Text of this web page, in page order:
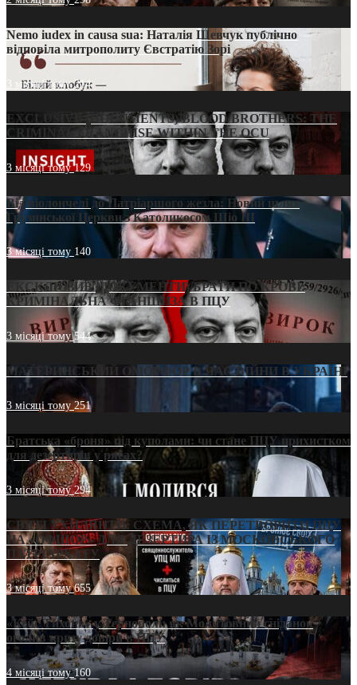
Nemo iudex in causa sua: Наталія Шевчук публічно
відповіла митрополиту Євстратію Зорі
3 місяці тому214
EXCLUSIVE (DOCUMENTS)/BLOOD BROTHERS: THE
CRIMINAL FRANCHISE WITHIN THE OCU
3 місяці тому129
Від віолончелі до Патріаршого жезла: Новий шлях
Грузинської Церкви з Католикосом Шіо III
3 місяці тому 140
ЕКСКЛЮЗИВ (ДОКУМЕНТИ)/БРАТИ ПО КРОВІ:
КРИМІНАЛЬНА ФРАНШИЗА В ПЦУ
3 місяці тому544
МАТЕРИНСЬКИЙ ОМОРФОР В ЧАС ВІЙНИ В УКРАЇНІ
3 місяці тому251
Братська «броня» під куполами: чи стане ПЦУ прихистком
для дезертирів у рясах?
3 місяці тому294
СВЯТІ УХИЛЯНТИ: СХЕМА, ЯК ПЕРЕТВОРИТИ ПЦУ
НА «ОФШОР» ДЛЯ ДЕЗЕРТИРА ІЗ МОСКОВСЬКОГО
ПАТРІАРХАТУ
3 місяці тому655
«Кейс Тихона» у Тернополі: як Молитовний сніданок
оголив кризу довіри в ПЦУ
4 місяці тому160